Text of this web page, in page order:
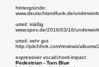
hintergründe:
www.deutschlandfunk.de/
urteil: mäßig
www.spex.de/2016/03/16/
urteil: sehr gut
http://pitchfork.com/reviews/
expressiver vocal/chord-impact
Pedestrian - Torn Blue